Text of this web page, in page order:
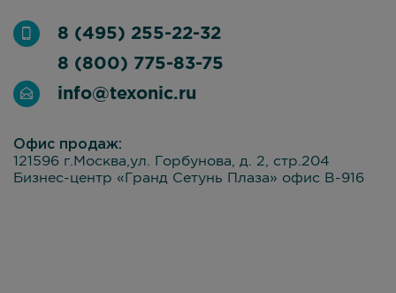
8 (495) 255-22-32
8 (800) 775-83-75
info@texonic.ru
Офис продаж:
121596 г.Москва,ул. Горбунова, д. 2, стр.204
Бизнес-центр «Гранд Сетунь Плаза» офис В-916